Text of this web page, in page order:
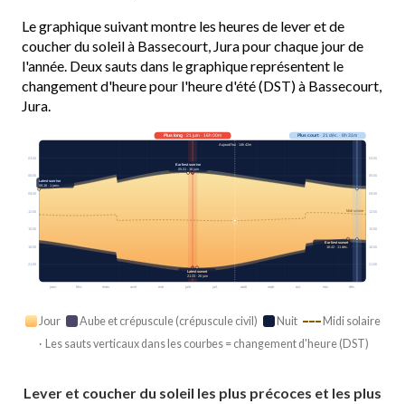
Le graphique suivant montre les heures de lever et de
coucher du soleil à Bassecourt, Jura pour chaque jour de
l'année. Deux sauts dans le graphique représentent le
changement d'heure pour l'heure d'été (DST) à Bassecourt,
Jura.
janv. févr. mars avril mai juin juil. août sept. oct. nov. déc.
Midi solaire
03:00 03:00
06:00 06:00
09:00 09:00
12:00 12:00
15:00 15:00
18:00 18:00
21:00 21:00
Plus long· 21 juin · 16h 00m Plus court· 21 déc. · 8h 31m
Aujourd’hui · 14h 42m
Earliest sunrise
05:31 · 16 juin
Latest sunrise
08:16 · 1 janv.
Earliest sunset
16:42 · 11 déc.
Latest sunset
21:33 · 26 juin
Jour Aube et crépuscule (crépuscule civil) Nuit
Midi solaire
· Les sauts verticaux dans les courbes = changement d'heure (DST)
Lever et coucher du soleil les plus précoces et les plus